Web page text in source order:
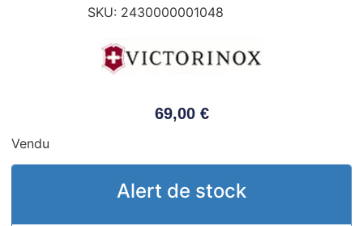
SKU: 2430000001048
69,00 €
Vendu
Alert de stock